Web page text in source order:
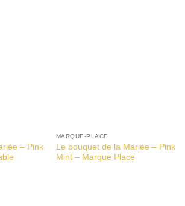
– Pink
MARQUE-PLACE
Le bouquet de la Mariée – Pink
Mint – Marque Place